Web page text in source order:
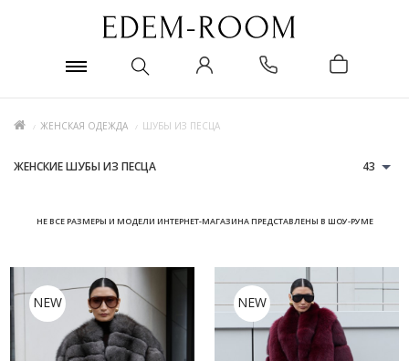
ЖЕНСКАЯ ОДЕЖДА ШУБЫ ИЗ ПЕСЦА
ЖЕНСКИЕ ШУБЫ ИЗ ПЕСЦА
НЕ ВСЕ РАЗМЕРЫ И МОДЕЛИ ИНТЕРНЕТ-МАГАЗИНА ПРЕДСТАВЛЕНЫ В ШОУ-РУМЕ
43
NEW NEW